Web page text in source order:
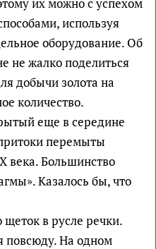
используя
оборудование. Об
не жалко поделиться
добычи золота на
количество.
еще в середине
перемыты
века. Большинство
Казалось бы, что
в русле речки.
повсюду. На одном